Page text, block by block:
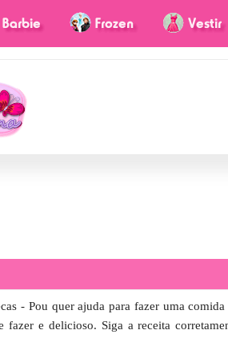
- Pou quer ajuda para fazer uma
fazer e delicioso. Siga a receita